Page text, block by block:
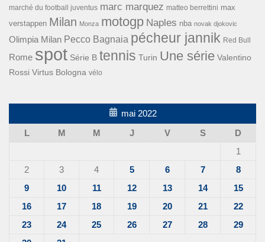
marché du football juventus marc marquez matteo berrettini max
verstappen Milan Monza motogp Naples nba novak djokovic
Olimpia Milan Pecco Bagnaia pécheur jannik Red Bull
Rome spot Série B tennis Turin Une série Valentino
Rossi Virtus Bologna vélo
mai 2022
L
M M J V S
D
1
2
3 4 5 6 7
8
9
10 11 12 13 14
15
16
17 18 19 20 21
22
23
24 25 26 27 28
29